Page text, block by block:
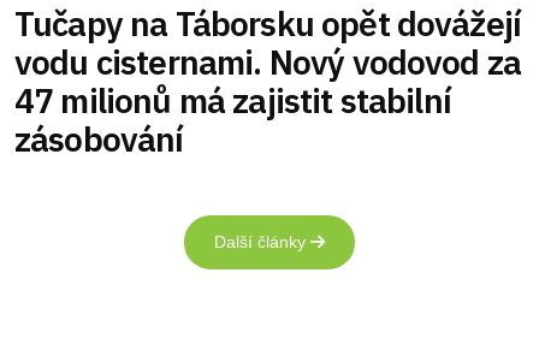
Tučapy na Táborsku opět dovážejí
vodu cisternami. Nový vodovod za
47 milionů má zajistit stabilní
zásobování
Další články